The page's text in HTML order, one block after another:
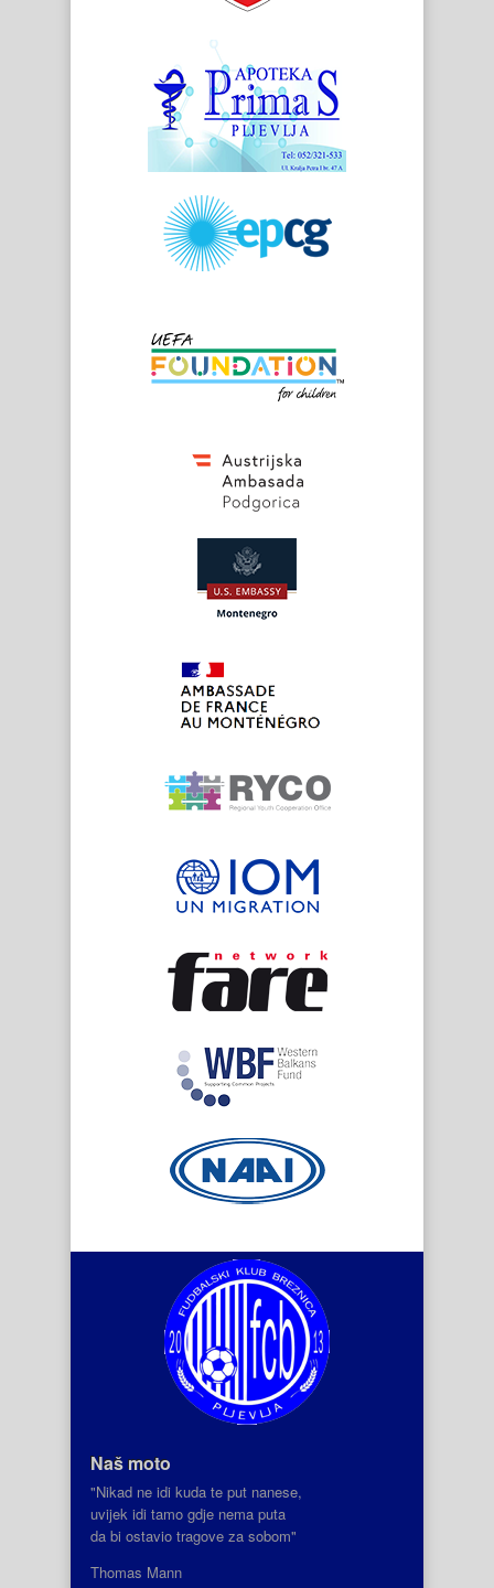
Naš moto
"Nikad ne idi kuda te put nanese,
uvijek idi tamo gdje nema puta
da bi ostavio tragove za sobom"
Thomas Mann